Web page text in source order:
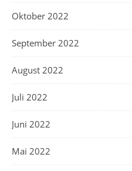
Oktober 2022
September 2022
August 2022
Juli 2022
Juni 2022
Mai 2022